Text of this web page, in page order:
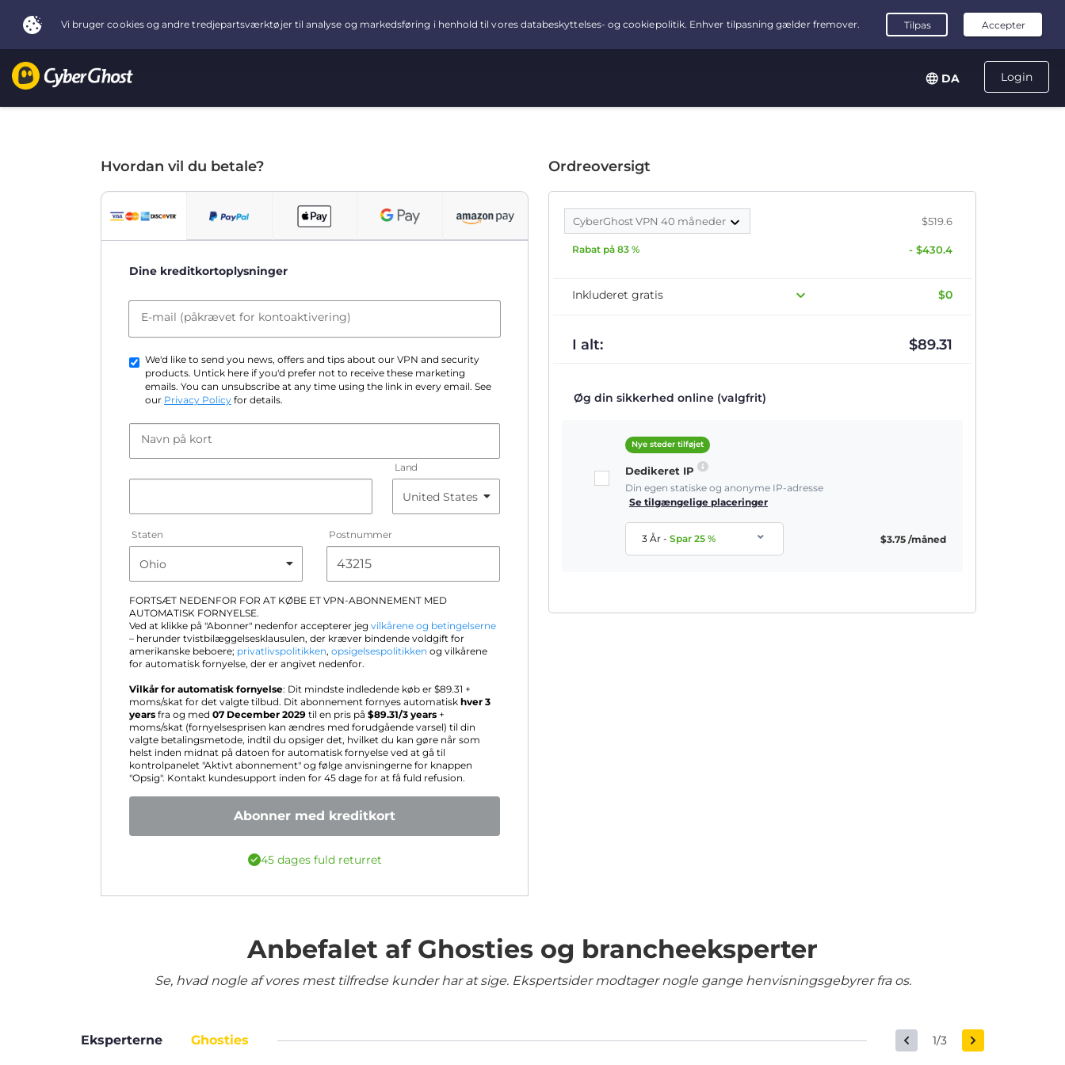
Login
DA
Hvordan vil du betale?
Dine kreditkortoplysninger
E-mail (påkrævet for kontoaktivering)
We'd like to send you news, offers and tips about our VPN and security
products. Untick here if you'd prefer not to receive these marketing
emails. You can unsubscribe at any time using the link in every email. See
our Privacy Policy for details.
Navn på kort
Land
Staten Postnummer
FORTSÆT NEDENFOR FOR AT KØBE ET VPN-ABONNEMENT MED
AUTOMATISK FORNYELSE.
Ved at klikke på "Abonner" nedenfor accepterer jeg vilkårene og betingelserne
– herunder tvistbilæggelsesklausulen, der kræver bindende voldgift for
amerikanske beboere; privatlivspolitikken, opsigelsespolitikken og vilkårene
for automatisk fornyelse, der er angivet nedenfor.
Vilkår for automatisk fornyelse: Dit mindste indledende køb er $89.31 +
moms/skat for det valgte tilbud. Dit abonnement fornyes automatisk hver 3
years fra og med 07 December 2029 til en pris på $89.31/3 years +
moms/skat (fornyelsesprisen kan ændres med forudgående varsel) til din
valgte betalingsmetode, indtil du opsiger det, hvilket du kan gøre når som
helst inden midnat på datoen for automatisk fornyelse ved at gå til
kontrolpanelet "Aktivt abonnement" og følge anvisningerne for knappen
"Opsig". Kontakt kundesupport inden for 45 dage for at få fuld refusion.
Abonner med kreditkort
45 dages fuld returret
Ordreoversigt
CyberGhost VPN 40 måneder $519.6
Rabat på 83 % - $430.4
Inkluderet gratis $0
I alt: $89.31
Øg din sikkerhed online (valgfrit)
Nye steder tilføjet
Dedikeret IP
Din egen statiske og anonyme IP-adresse
Se tilgængelige placeringer
3 År-Spar25 % $3.75 /måned
Anbefalet af Ghosties og brancheeksperter
Se, hvad nogle af vores mest tilfredse kunder har at sige. Ekspertsider modtager nogle gange henvisningsgebyrer fra os.
Eksperterne Ghosties 1/3